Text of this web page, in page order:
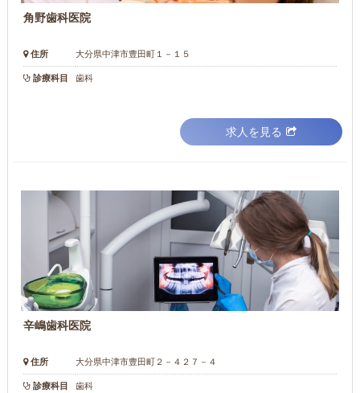
角野歯科医院
住所 大分県中津市豊田町１－１５
診療科目 歯科
求人を見る
辛嶋歯科医院
住所 大分県中津市豊田町２－４２７－４
診療科目 歯科